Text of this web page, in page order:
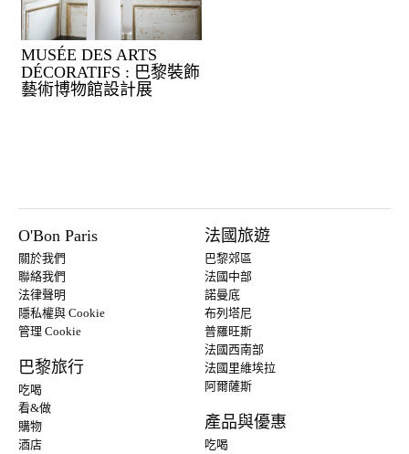
MUSÉE DES ARTS
DÉCORATIFS : 巴黎裝飾
藝術博物館設計展
O'Bon Paris
關於我們
聯絡我們
法律聲明
隱私權與 Cookie
管理 Cookie
巴黎旅行
吃喝
看&做
購物
酒店
法國旅遊
巴黎郊區
法國中部
諾曼底
布列塔尼
普羅旺斯
法國西南部
法國里維埃拉
阿爾薩斯
產品與優惠
吃喝